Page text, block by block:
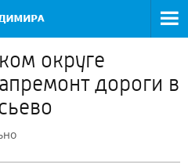
округе
дороги в